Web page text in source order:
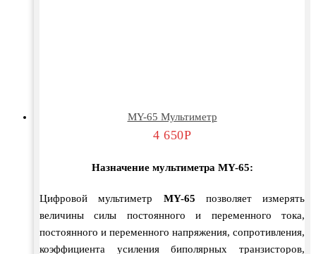
MY-65 Мультиметр
4 650Р
Назначение мультиметра MY-65:
Цифровой мультиметр MY-65 позволяет измерять
величины силы постоянного и переменного тока,
постоянного и переменного напряжения, сопротивления,
коэффициента усиления биполярных транзисторов,